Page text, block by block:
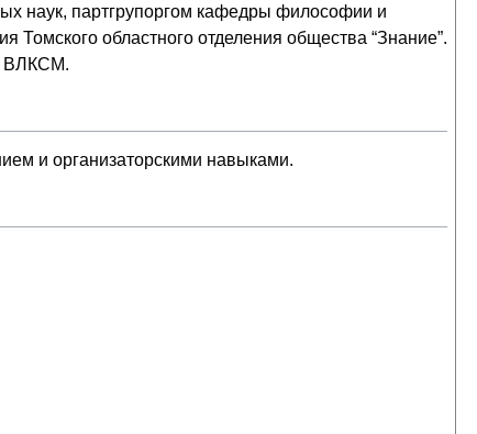
наук, партгрупоргом кафедры философии и
Томского областного отделения общества “Знание”.
ВЛКСМ.
и организаторскими навыками.